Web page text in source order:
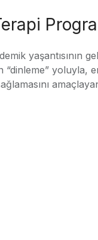
yaşantısının
yoluyla,